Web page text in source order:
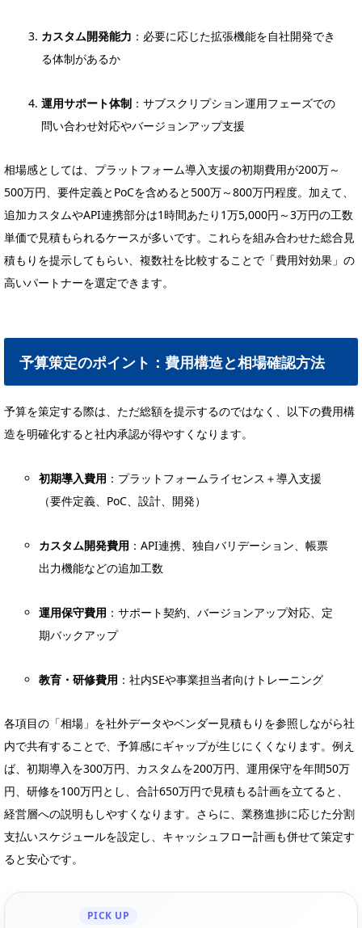
カスタム開発能力 ：必要に応じた拡張機能を自社開発でき
る体制があるか
運用サポート体制 ：サブスクリプション運用フェーズでの
問い合わせ対応やバージョンアップ支援
相場感としては、プラットフォーム導入支援の初期費用が200万～
500万円、要件定義とPoCを含めると500万～800万円程度。加えて、
追加カスタムやAPI連携部分は1時間あたり1万5,000円～3万円の工数
単価で見積もられるケースが多いです。これらを組み合わせた総合見
積もりを提示してもらい、複数社を比較することで「費用対効果」の
高いパートナーを選定できます。
予算策定のポイント：費用構造と相場確認方法
予算を策定する際は、ただ総額を提示するのではなく、以下の費用構
造を明確化すると社内承認が得やすくなります。
初期導入費用 ：プラットフォームライセンス＋導入支援
（要件定義、PoC、設計、開発）
カスタム開発費用 ：API連携、独自バリデーション、帳票
出力機能などの追加工数
運用保守費用 ：サポート契約、バージョンアップ対応、定
期バックアップ
教育・研修費用 ：社内SEや事業担当者向けトレーニング
各項目の「相場」を社外データやベンダー見積もりを参照しながら社
内で共有することで、予算感にギャップが生じにくくなります。例え
ば、初期導入を300万円、カスタムを200万円、運用保守を年間50万
円、研修を100万円とし、合計650万円で見積もる計画を立てると、
経営層への説明もしやすくなります。さらに、業務進捗に応じた分割
支払いスケジュールを設定し、キャッシュフロー計画も併せて策定す
ると安心です。
PICK UP